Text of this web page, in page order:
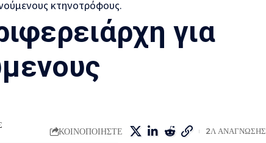
για
ΚΟΙΝΟΠΟΙΗΣΤΕ 2Λ ΑΝΑΓΝΩΣΗΣ